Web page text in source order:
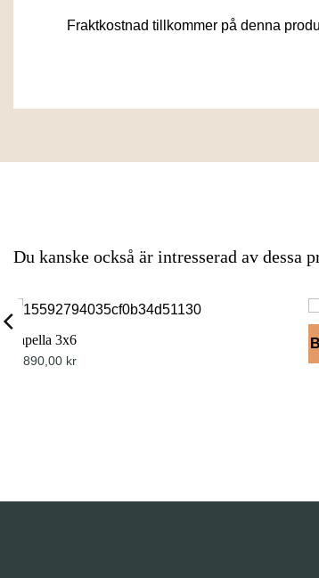
Fraktkostnad tillkommer på denna
Du kanske också är intresserad av dessa
Capella 3x6
20890,00 kr